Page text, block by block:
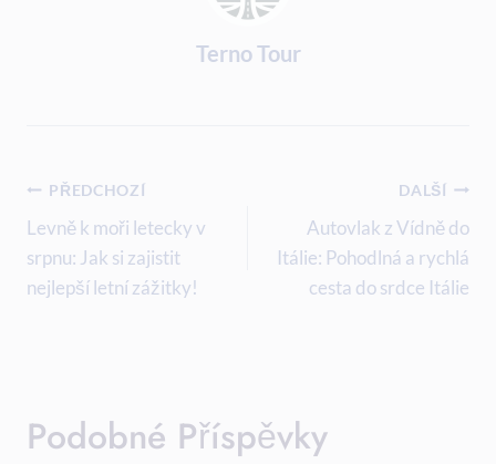
Terno Tour
Navigace
Pro
Příspěvek
PŘEDCHOZÍ
Levně k moři letecky v
srpnu: Jak si zajistit
nejlepší letní zážitky!
DALŠÍ
Autovlak z Vídně do
Itálie: Pohodlná a rychlá
cesta do srdce Itálie
Podobné Příspěvky